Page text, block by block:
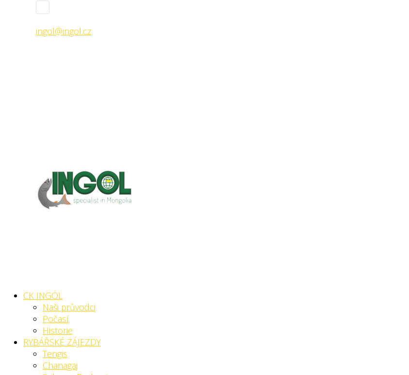
ingol@ingol.cz
CK INGOL
Naši průvodci
Počasí
Historie
RYBÁŘSKÉ ZÁJEZDY
Tengis
Chanagaj